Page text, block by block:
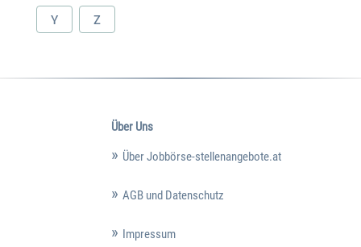
Y Z
Über Uns
Über Jobbörse-stellenangebote.at
AGB und Datenschutz
Impressum